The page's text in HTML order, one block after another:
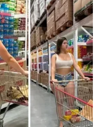
razjašnjenje.
tvoju energiju – ali